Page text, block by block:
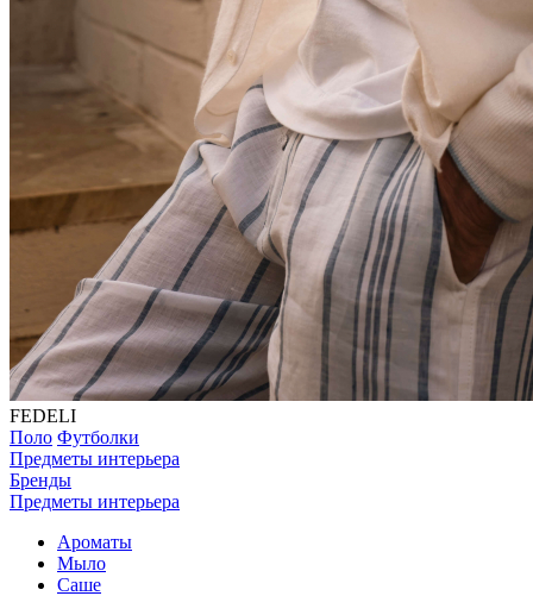
FEDELI
Поло Футболки
Предметы интерьера
Бренды
Предметы интерьера
Ароматы
Мыло
Саше